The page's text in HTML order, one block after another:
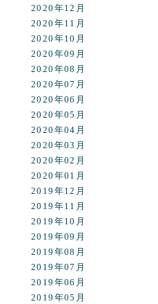
2020年12月
2020年11月
2020年10月
2020年09月
2020年08月
2020年07月
2020年06月
2020年05月
2020年04月
2020年03月
2020年02月
2020年01月
2019年12月
2019年11月
2019年10月
2019年09月
2019年08月
2019年07月
2019年06月
2019年05月